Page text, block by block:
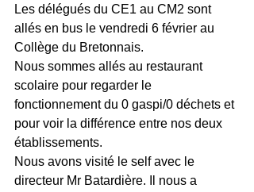
Les délégués du CE1 au CM2 sont
allés en bus le vendredi 6 février au
Collège du Bretonnais.
Nous sommes allés au restaurant
scolaire pour regarder le
fonctionnement du 0 gaspi/0 déchets et
pour voir la différence entre nos deux
établissements.
Nous avons visité le self avec le
directeur Mr Batardière. Il nous a